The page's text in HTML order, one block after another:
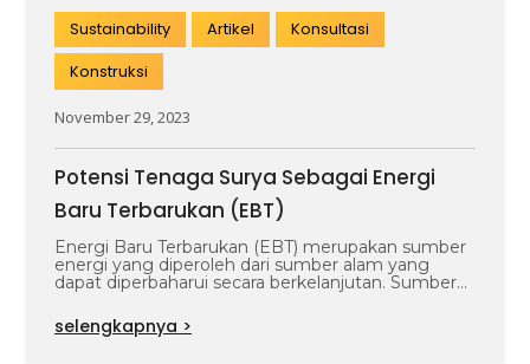
Sustainability Artikel
Konsultasi
Konstruksi
November 29, 2023
Potensi Tenaga Surya Sebagai Energi
Baru Terbarukan (EBT)
Energi Baru Terbarukan (EBT) merupakan sumber
energi yang diperoleh dari sumber alam yang
dapat diperbaharui secara berkelanjutan. Sumber
selengkapnya >